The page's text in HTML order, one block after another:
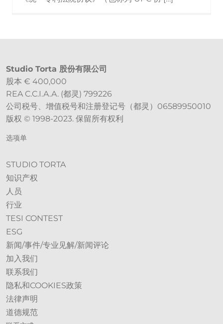
Studio Torta 股份有限公司
股本 € 400,000
REA C.C.I.A.A. (都灵) 799226
公司税号、增值税号和注册登记号（都灵）06589950010
版权 © 1998-2023. 保留所有权利
选项单
STUDIO TORTA
知识产权
人员
行业
TESI CONTEST
ESG
新闻/事件/专业见解/新闻评论
加入我们
联系我们
隐私和COOKIES政策
法律声明
道德规范